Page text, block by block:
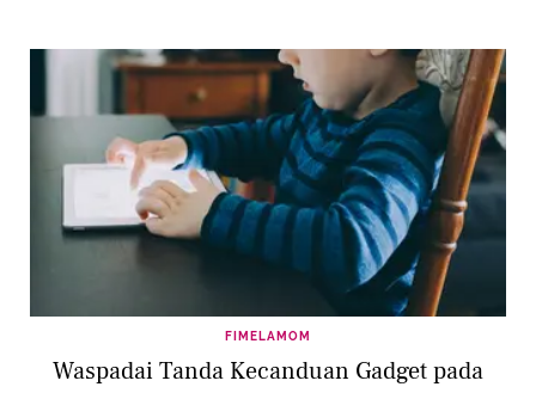
FIMELAMOM
Waspadai Tanda Kecanduan Gadget pada